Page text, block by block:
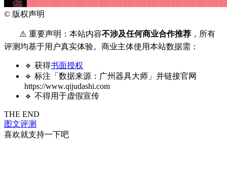
© 版权声明
⚠️ 重要声明：本站内容不涉及任何商业合作推荐 ，所有
评测均基于用户真实体验。商业主体使用本站数据需：
🔹 获得书面授权
🔹 标注「数据来源：广州器具大师」并链接官网
https://www.qijudashi.com
🔹 不得用于虚假宣传
THE END
图文评测
喜欢就支持一下吧